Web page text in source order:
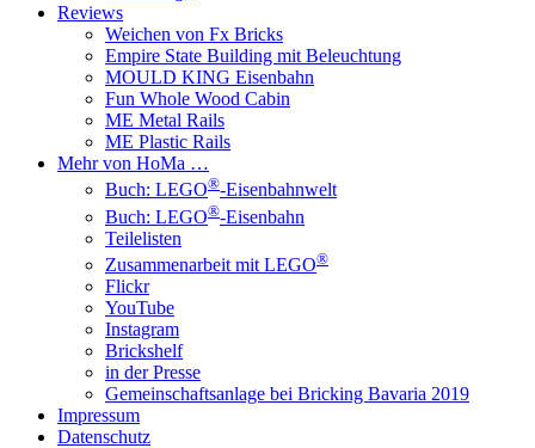
Reviews
Weichen von Fx Bricks
Empire State Building mit Beleuchtung
MOULD KING Eisenbahn
Fun Whole Wood Cabin
ME Metal Rails
ME Plastic Rails
Mehr von HoMa …
Buch: LEGO®-Eisenbahnwelt
Buch: LEGO®-Eisenbahn
Teilelisten
Zusammenarbeit mit LEGO®
Flickr
YouTube
Instagram
Brickshelf
in der Presse
Gemeinschaftsanlage bei Bricking Bavaria 2019
Impressum
Datenschutz